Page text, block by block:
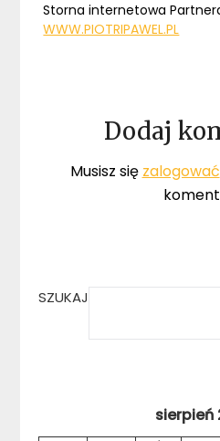
Storna internetowa
WWW.PIOTRIPAWEL.PL
Dodaj
Musisz się zalogować
SZUKAJ
sierpień